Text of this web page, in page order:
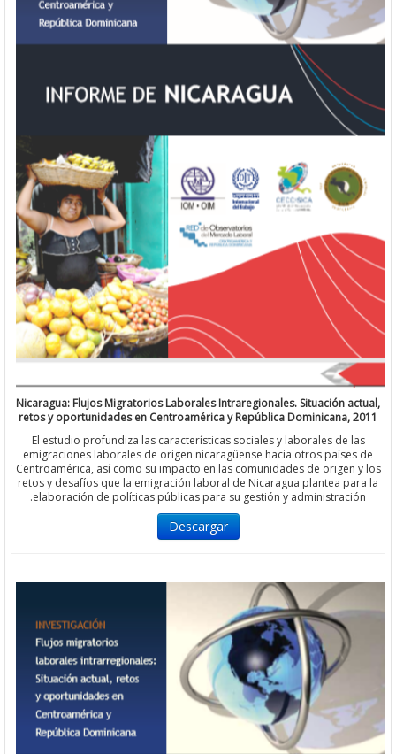
Nicaragua: Flujos Migratorios Laborales Intraregionales. Situación
retos y oportunidades en Centroamérica y República
El estudio profundiza las características sociales y laborales de
emigraciones laborales de origen nicaragüense hacia otros
Centroamérica, así como su impacto en las comunidades de
retos y desafíos que la emigración laboral de Nicaragua plantea
elaboración de políticas públicas para su gestión y
Descargar